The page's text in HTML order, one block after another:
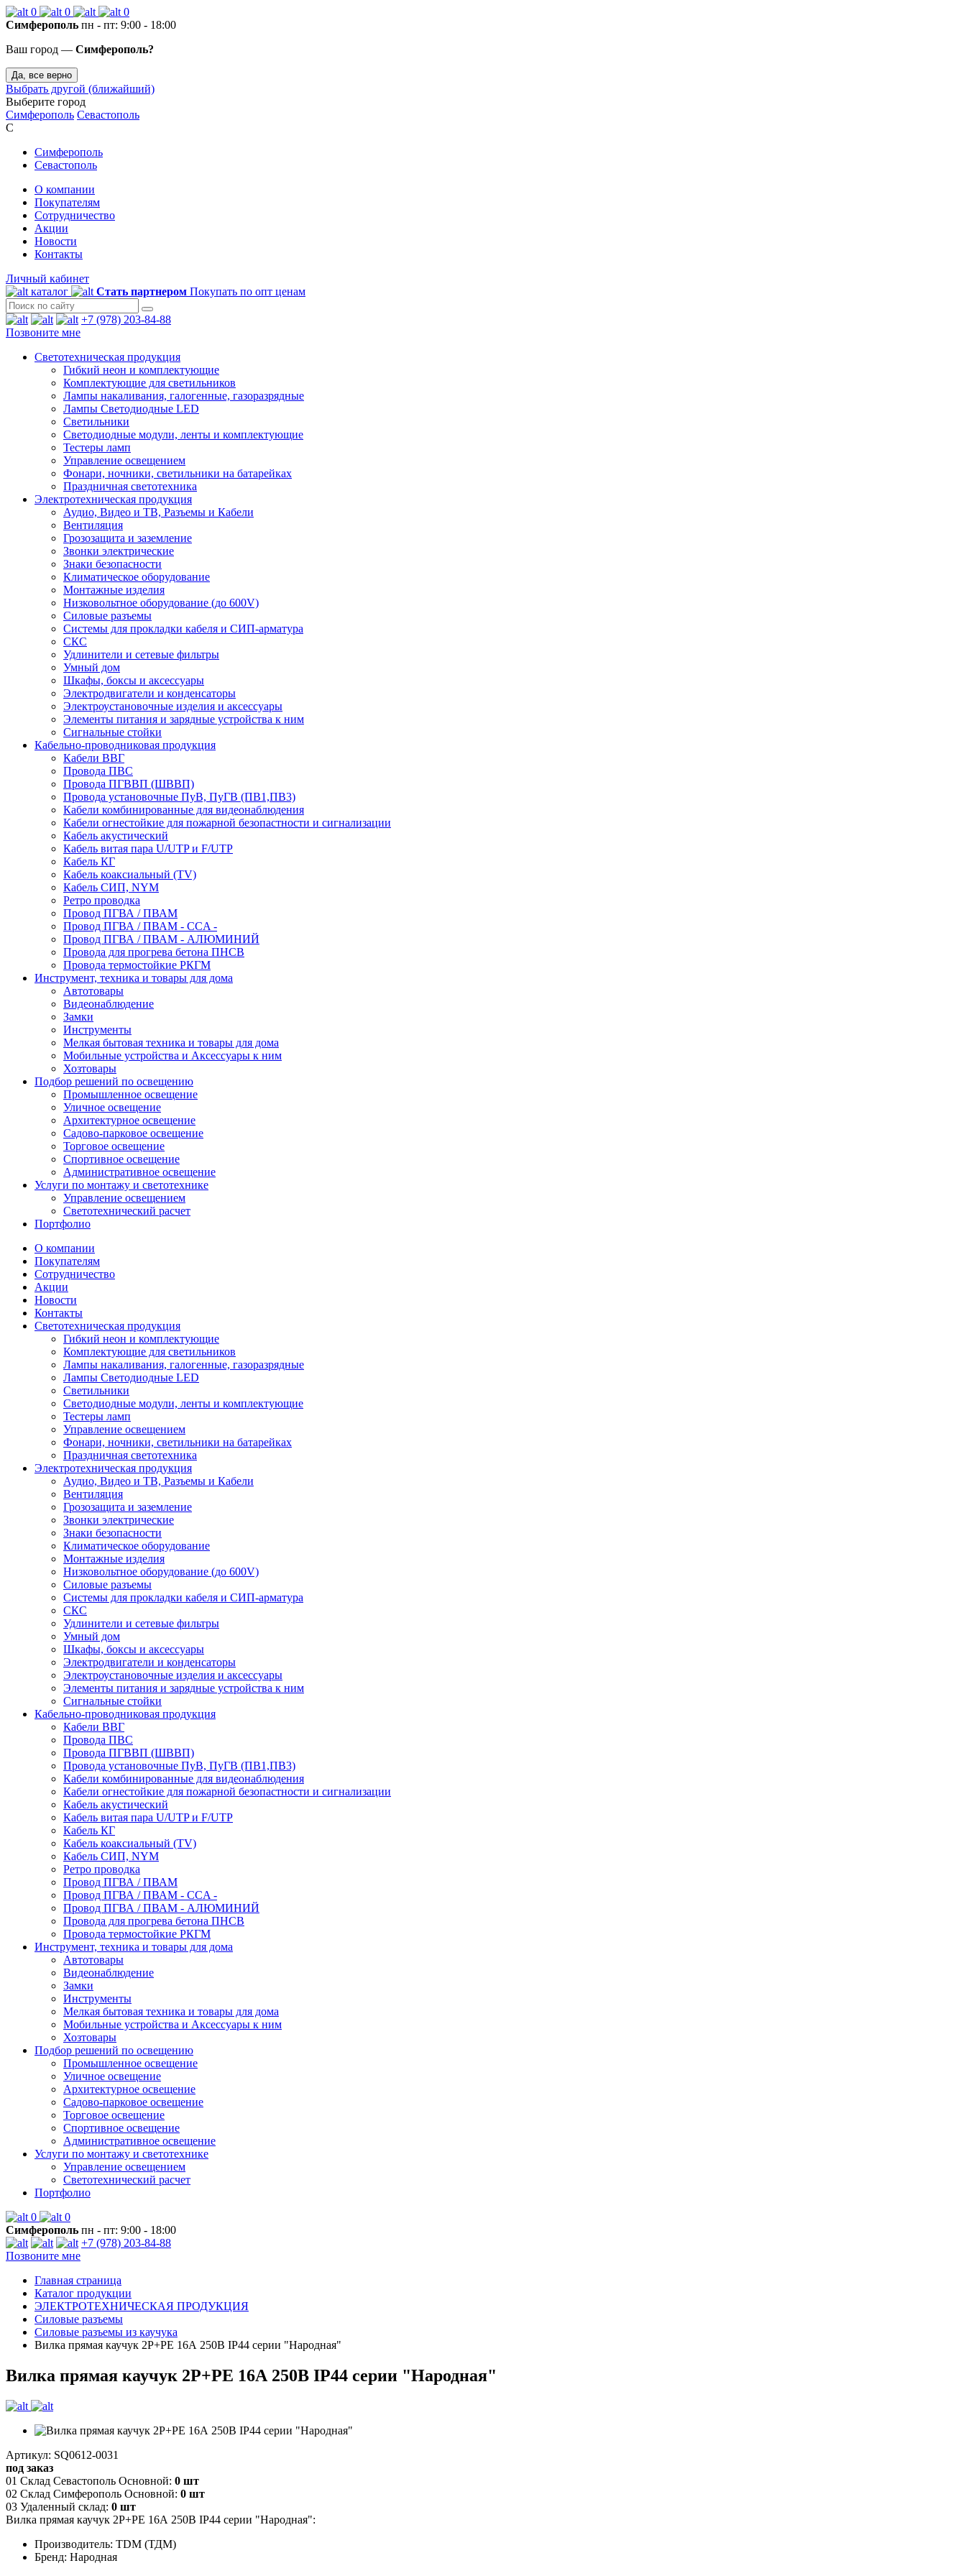
0 0
0
Симферополь пн - пт: 9:00 - 18:00
Ваш город — Симферополь?
Да, все верно
Выбрать другой (ближайший)
Выберите город
Симферополь Севастополь
С
Симферополь
Севастополь
О компании
Покупателям
Сотрудничество
Акции
Новости
Контакты
Личный кабинет
каталог
Стать партнером Покупать по опт ценам
+7 (978) 203-84-88
Позвоните мне
Светотехническая продукция
Гибкий неон и комплектующие
Комплектующие для светильников
Лампы накаливания, галогенные, газоразрядные
Лампы Светодиодные LED
Светильники
Светодиодные модули, ленты и комплектующие
Тестеры ламп
Управление освещением
Фонари, ночники, светильники на батарейках
Праздничная светотехника
Электротехническая продукция
Аудио, Видео и ТВ, Разъемы и Кабели
Вентиляция
Грозозащита и заземление
Звонки электрические
Знаки безопасности
Климатическое оборудование
Монтажные изделия
Низковольтное оборудование (до 600V)
Силовые разъемы
Системы для прокладки кабеля и СИП-арматура
СКС
Удлинители и сетевые фильтры
Умный дом
Шкафы, боксы и аксессуары
Электродвигатели и конденсаторы
Электроустановочные изделия и аксессуары
Элементы питания и зарядные устройства к ним
Сигнальные стойки
Кабельно-проводниковая продукция
Кабели ВВГ
Провода ПВС
Провода ПГВВП (ШВВП)
Провода установочные ПуВ, ПуГВ (ПВ1,ПВ3)
Кабели комбинированные для видеонаблюдения
Кабели огнестойкие для пожарной безопастности и сигнализации
Кабель акустический
Кабель витая пара U/UTP и F/UTP
Кабель КГ
Кабель коаксиальный (TV)
Кабель СИП, NYM
Ретро проводка
Провод ПГВА / ПВАМ
Провод ПГВА / ПВАМ - CCA -
Провод ПГВА / ПВАМ - АЛЮМИНИЙ
Провода для прогрева бетона ПНСВ
Провода термостойкие РКГМ
Инструмент, техника и товары для дома
Автотовары
Видеонаблюдение
Замки
Инструменты
Мелкая бытовая техника и товары для дома
Мобильные устройства и Аксессуары к ним
Хозтовары
Подбор решений по освещению
Промышленное освещение
Уличное освещение
Архитектурное освещение
Садово-парковое освещение
Торговое освещение
Спортивное освещение
Административное освещение
Услуги по монтажу и светотехнике
Управление освещением
Светотехнический расчет
Портфолио
О компании
Покупателям
Сотрудничество
Акции
Новости
Контакты
Светотехническая продукция
Гибкий неон и комплектующие
Комплектующие для светильников
Лампы накаливания, галогенные, газоразрядные
Лампы Светодиодные LED
Светильники
Светодиодные модули, ленты и комплектующие
Тестеры ламп
Управление освещением
Фонари, ночники, светильники на батарейках
Праздничная светотехника
Электротехническая продукция
Аудио, Видео и ТВ, Разъемы и Кабели
Вентиляция
Грозозащита и заземление
Звонки электрические
Знаки безопасности
Климатическое оборудование
Монтажные изделия
Низковольтное оборудование (до 600V)
Силовые разъемы
Системы для прокладки кабеля и СИП-арматура
СКС
Удлинители и сетевые фильтры
Умный дом
Шкафы, боксы и аксессуары
Электродвигатели и конденсаторы
Электроустановочные изделия и аксессуары
Элементы питания и зарядные устройства к ним
Сигнальные стойки
Кабельно-проводниковая продукция
Кабели ВВГ
Провода ПВС
Провода ПГВВП (ШВВП)
Провода установочные ПуВ, ПуГВ (ПВ1,ПВ3)
Кабели комбинированные для видеонаблюдения
Кабели огнестойкие для пожарной безопастности и сигнализации
Кабель акустический
Кабель витая пара U/UTP и F/UTP
Кабель КГ
Кабель коаксиальный (TV)
Кабель СИП, NYM
Ретро проводка
Провод ПГВА / ПВАМ
Провод ПГВА / ПВАМ - CCA -
Провод ПГВА / ПВАМ - АЛЮМИНИЙ
Провода для прогрева бетона ПНСВ
Провода термостойкие РКГМ
Инструмент, техника и товары для дома
Автотовары
Видеонаблюдение
Замки
Инструменты
Мелкая бытовая техника и товары для дома
Мобильные устройства и Аксессуары к ним
Хозтовары
Подбор решений по освещению
Промышленное освещение
Уличное освещение
Архитектурное освещение
Садово-парковое освещение
Торговое освещение
Спортивное освещение
Административное освещение
Услуги по монтажу и светотехнике
Управление освещением
Светотехнический расчет
Портфолио
0
0
Симферополь пн - пт: 9:00 - 18:00
+7 (978) 203-84-88
Позвоните мне
Главная страница
Каталог продукции
ЭЛЕКТРОТЕХНИЧЕСКАЯ ПРОДУКЦИЯ
Силовые разъемы
Силовые разъемы из каучука
Вилка прямая каучук 2Р+РЕ 16А 250В IP44 серии "Народная"
Вилка прямая каучук 2Р+РЕ 16А 250В IP44 серии "Народная"
Артикул: SQ0612-0031
под заказ
01 Склад Севастополь Основной: 0 шт
02 Склад Симферополь Основной: 0 шт
03 Удаленный склад: 0 шт
Вилка прямая каучук 2Р+РЕ 16А 250В IP44 серии "Народная":
Производитель: TDM (ТДМ)
Бренд: Народная